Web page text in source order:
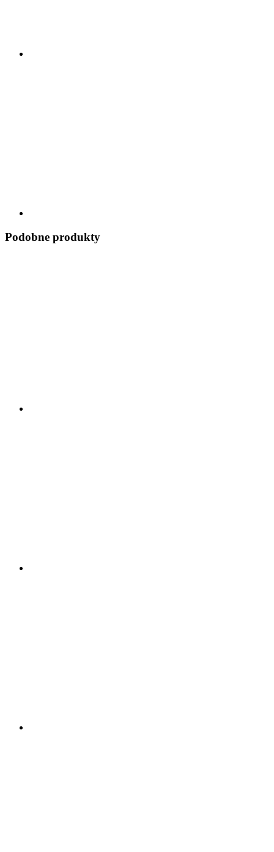
Podobne produkty